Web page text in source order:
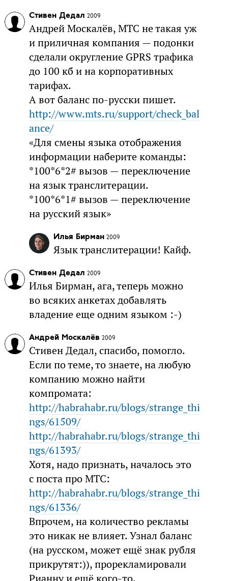
Стивен Дедал 2009
Андрей Москалёв, МТС не такая уж
и приличная компания — подонки
сделали округление GPRS трафика
до 100 кб и на корпоративных
тарифах.
А вот баланс по-русски пишет.
http://www.mts.ru/support/check_bal
ance/
«Для смены языка отображения
информации наберите команды:
*100*6*2# вызов — переключение
на язык транслитерации.
*100*6*1# вызов — переключение
на русский язык»
Илья Бирман 2009
Язык транслитерации! Кайф.
Стивен Дедал 2009
Илья Бирман, ага, теперь можно
во всяких анкетах добавлять
владение еще одним языком :-)
Андрей Москалёв 2009
Стивен Дедал, спасибо, помогло.
Если по теме, то знаете, на любую
компанию можно найти
компромата:
http://habrahabr.ru/blogs/strange_thi
ngs/61509/
http://habrahabr.ru/blogs/strange_thi
ngs/61393/
Хотя, надо признать, началось это
с поста про МТС:
http://habrahabr.ru/blogs/strange_thi
ngs/61336/
Впрочем, на количество рекламы
это никак не влияет. Узнал баланс
(на русском, может ещё знак рубля
прикрутят:)), прорекламировали